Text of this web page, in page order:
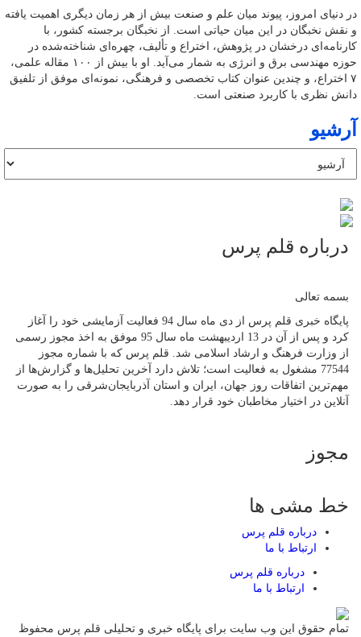
در دنیای امروز، پیوند میان علم و صنعت بیش از هر زمان دیگری اهمیت یافته
و نقش نخبگان در این میان حیاتی است. از نخبگان برجسته کشور، با
کارنامه‌ای درخشان در پژوهش، اختراع و تألیف، چهره‌ای شناخته‌شده در
حوزه مهندسی برق و انرژی به شمار می‌آید. او با بیش از ۱۰۰ مقاله علمی،
۷ اختراع، و چندین عنوان کتاب تخصصی و فرهنگی، نمونه‌ای موفق از تلفیق
دانش نظری با کاربرد صنعتی است.
آرشیو
درباره قلم پرس
بسمه تعالی
پایگاه خبری قلم پرس از دی ماه سال 94 فعالیت آزمایشی خود را آغاز
کرد و پس از آن در 13 اردیبهشت ماه سال 95 موفق به اخذ مجوز رسمی
از وزارت فرهنگ و ارشاد اسلامی شد. قلم پرس که با شماره مجوز
77544 مشغول به فعالیت است؛ تلاش دارد آخرین تحلیل‌ها و گزارش‌ها از
مهم‌ترین اتفاقات روز جهان، ایران و استان آذربایجان‌شرقی را به صورت
آنلاین در اختیار مخاطبان خود قرار دهد.
مجوز
خط مشی ها
درباره قلم پرس
ارتباط با ما
درباره قلم پرس
ارتباط با ما
تمام حقوق این وب سایت برای پایگاه خبری و تحلیلی قلم پرس محفوظ